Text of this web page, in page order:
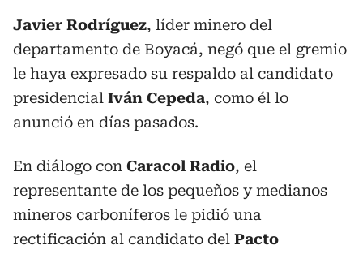
Javier Rodríguez, líder minero del
departamento de Boyacá, negó que el gremio
le haya expresado su respaldo al candidato
presidencial Iván Cepeda, como él lo
anunció en días pasados.
En diálogo con Caracol Radio, el
representante de los pequeños y medianos
mineros carboníferos le pidió una
rectificación al candidato del Pacto